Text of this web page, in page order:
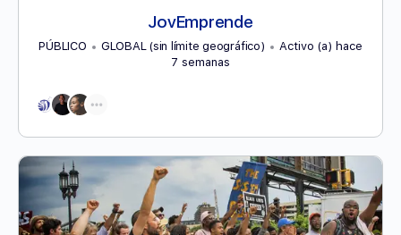
JovEmprende
PÚBLICO GLOBAL (sin límite geográfico)
Activo (a) hace
7 semanas